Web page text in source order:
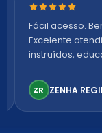
Nota 5 de 5
Fácil acesso.
Excelente
instruídos,
confortável.
ZR ZENHA